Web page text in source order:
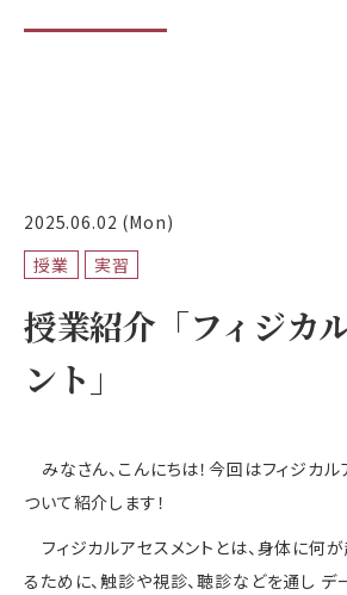
2025.06.02 (Mon)
授業
実習
授業紹介「フィジカ
ント｣
みなさん、こんにちは！今回はフィジカ
ついて紹介します！
フィジカルアセスメントとは、身体に何
るために、触診や視診、聴診などを通し デ